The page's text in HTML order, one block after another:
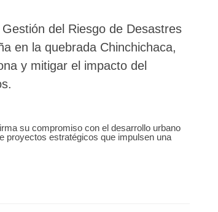
del Riesgo de Desastres
en la quebrada Chinchichaca,
y mitigar el impacto del
su compromiso con el desarrollo urbano
proyectos estratégicos que impulsen una